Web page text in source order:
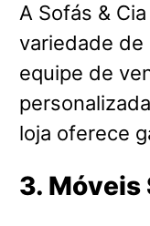
A Sofás &
variedade de
equipe de
loja oferece
3.